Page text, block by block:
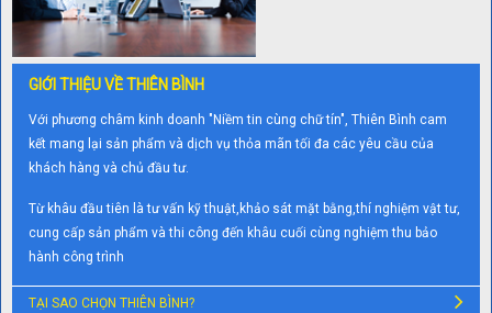
GIỚI THIỆU VỀ THIÊN BÌNH
Với phương châm kinh doanh "Niềm tin cùng chữ tín", Thiên Bình cam
kết mang lại sản phẩm và dịch vụ thỏa mãn tối đa các yêu cầu của
khách hàng và chủ đầu tư.
Từ khâu đầu tiên là tư vấn kỹ thuật,khảo sát mặt bằng,thí nghiệm vật tư,
cung cấp sản phẩm và thi công đến khâu cuối cùng nghiệm thu bảo
hành công trình
TẠI SAO CHỌN THIÊN BÌNH?